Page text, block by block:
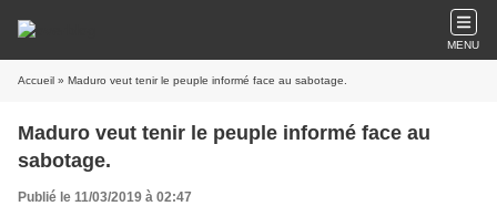
MENU
Accueil » Maduro veut tenir le peuple informé face au sabotage.
Maduro veut tenir le peuple informé face au
sabotage.
Publié le 11/03/2019 à 02:47